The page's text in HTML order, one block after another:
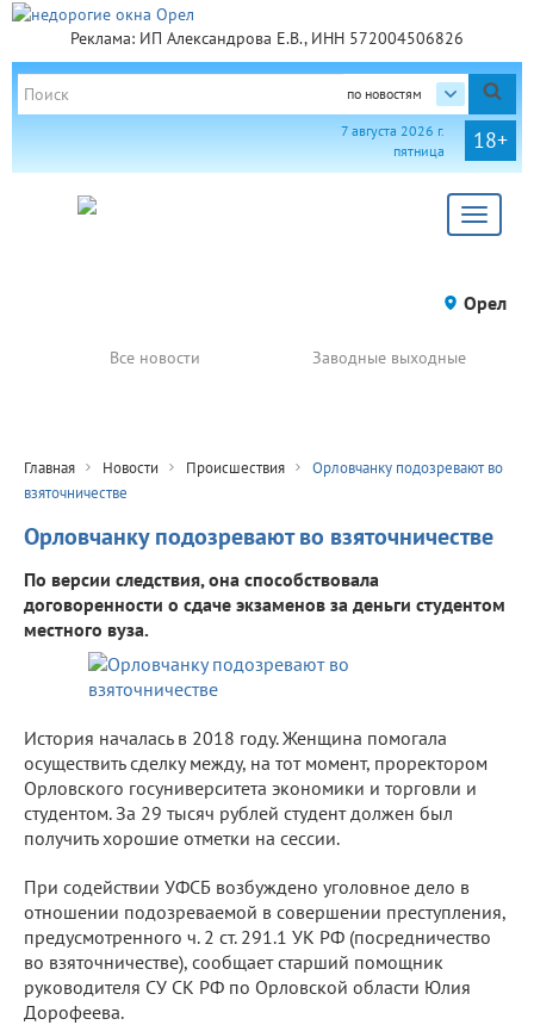
Реклама: ИП Александрова Е.В., ИНН 572004506826
по новостям
18+
7 августа 2026 г.
пятница
Toggle
Орел
Все новости Заводные выходные
Главная Новости Происшествия
Орловчанку подозревают во
взяточничестве
Орловчанку подозревают во взяточничестве
По версии следствия, она способствовала
договоренности о сдаче экзаменов за деньги студентом
местного вуза.
История началась в 2018 году. Женщина помогала
осуществить сделку между, на тот момент, проректором
Орловского госуниверситета экономики и торговли и
студентом. За 29 тысяч рублей студент должен был
получить хорошие отметки на сессии.
При содействии УФСБ возбуждено уголовное дело в
отношении подозреваемой в совершении преступления,
предусмотренного ч. 2 ст. 291.1 УК РФ (посредничество
во взяточничестве), сообщает старший помощник
руководителя СУ СК РФ по Орловской области Юлия
Дорофеева.